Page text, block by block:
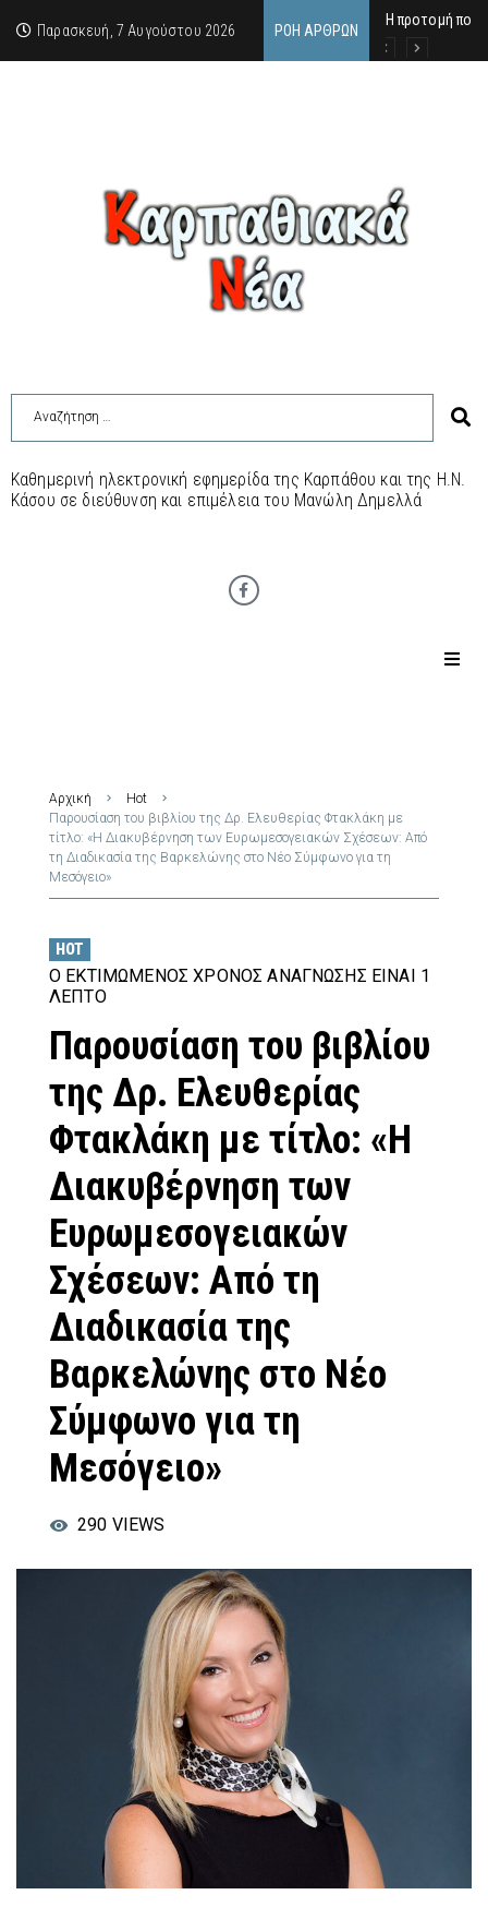
Παρασκευή, 7 Αυγούστου 2026 ΡΟΉ ΆΡΘΡΩΝ
Η προτομή που
Ο αιώνιος
Δικαστική
Καθημερινή ηλεκτρονική εφημερίδα της Καρπάθου και της Η.Ν.
Κάσου σε διεύθυνση και επιμέλεια του Μανώλη Δημελλά
Αρχική
Hot
Παρουσίαση του βιβλίου της Δρ. Ελευθερίας Φτακλάκη με
τίτλο: «Η Διακυβέρνηση των Ευρωμεσογειακών Σχέσεων: Από
τη Διαδικασία της Βαρκελώνης στο Νέο Σύμφωνο για τη
Μεσόγειο»
HOT
Ο ΕΚΤΙΜΏΜΕΝΟΣ ΧΡΌΝΟΣ ΑΝΆΓΝΩΣΗΣ ΕΊΝΑΙ 1
ΛΕΠΤΌ
Παρουσίαση του βιβλίου
της Δρ. Ελευθερίας
Φτακλάκη με τίτλο: «Η
Διακυβέρνηση των
Ευρωμεσογειακών
Σχέσεων: Από τη
Διαδικασία της
Βαρκελώνης στο Νέο
Σύμφωνο για τη
Μεσόγειο»
290 VIEWS